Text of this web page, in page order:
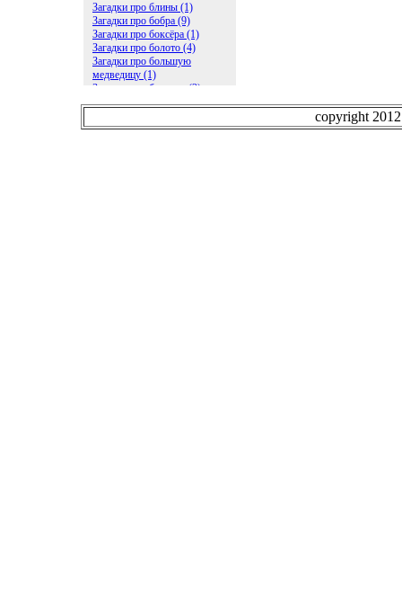
Загадки про блины (1)
Загадки про бобра (9)
Загадки про боксёра (1)
Загадки про болото (4)
Загадки про большую
медведицу (1)
Загадки про ботинки (2)
Загадки про бочку (5)
Загадки про бревно (2)
copyright